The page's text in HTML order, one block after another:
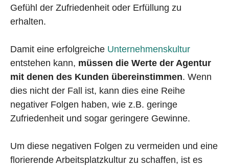
Gefühl der Zufriedenheit oder Erfüllung zu
erhalten.
Damit eine erfolgreiche Unternehmenskultur
entstehen kann, müssen die Werte der Agentur
mit denen des Kunden übereinstimmen. Wenn
dies nicht der Fall ist, kann dies eine Reihe
negativer Folgen haben, wie z.B. geringe
Zufriedenheit und sogar geringere Gewinne.
Um diese negativen Folgen zu vermeiden und eine
florierende Arbeitsplatzkultur zu schaffen, ist es